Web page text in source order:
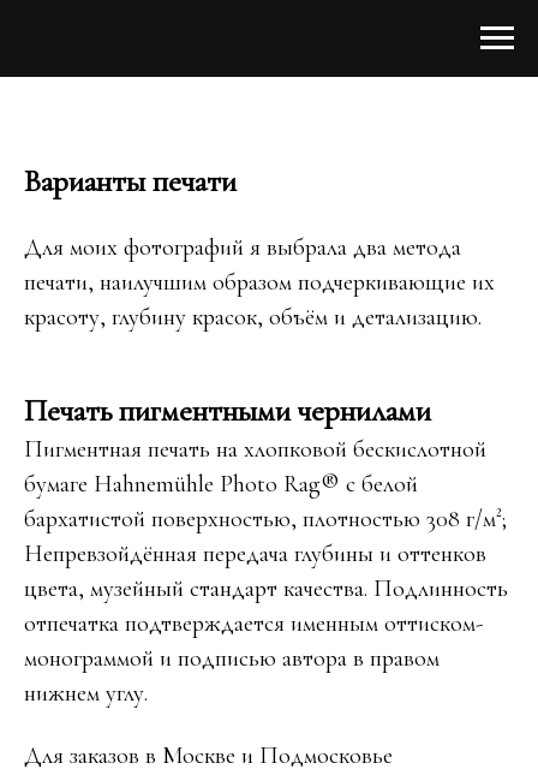
Варианты печати
Для моих фотографий я выбрала два метода
печати, наилучшим образом подчеркивающие их
красоту, глубину красок, объём и детализацию.
Печать пигментными чернилами
Пигментная печать на хлопковой бескислотной
бумаге Hahnemühle Photo Rag® с белой
бархатистой поверхностью, плотностью 308 г/м²;
Непревзойдённая передача глубины и оттенков
цвета, музейный стандарт качества. Подлинность
отпечатка подтверждается именным оттиском-
монограммой и подписью автора в правом
нижнем углу.
Для заказов в Москве и Подмосковье